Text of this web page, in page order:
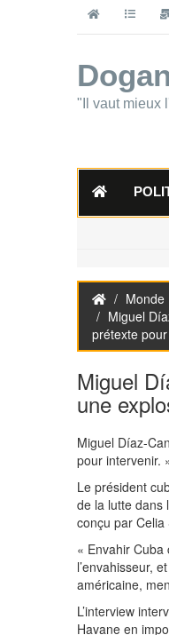
"Il vaut mieux
Monde
Miguel
prétexte
Miguel
une
Miguel Díaz-
pour intervenir.
Le président
de la lutte dans
conçu par
« Envahir
l’envahisseur,
américaine,
L’interview
Havane en